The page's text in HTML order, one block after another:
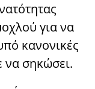
για να
κανονικές
να σηκώσει.